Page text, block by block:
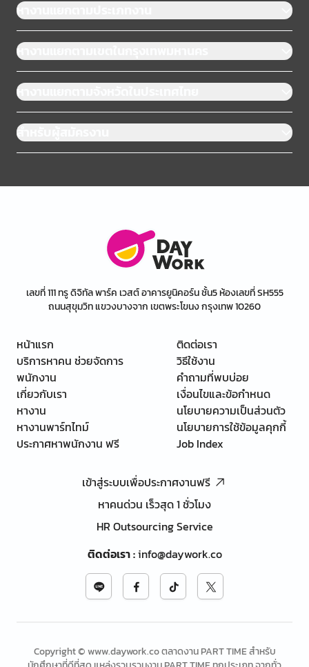
หางานแยกตามประเภทงาน
หางานแยกตามเขตในกรุงเทพมหานคร
หางานแยกตามจังหวัดในประเทศไทย
สำหรับผู้สมัครงาน
เลขที่ 111 ทรู ดิจิทัล พาร์ค เวสต์ อาคารยูนิคอร์น ชั้น5 ห้องเลขที่ SH555
ถนนสุขุมวิท แขวงบางจาก เขตพระโขนง กรุงเทพ 10260
หน้าแรก
บริการหาคน ช่วยจัดการ
พนักงาน
เกี่ยวกับเรา
หางาน
หางานพาร์ทไทม์
ประกาศหาพนักงาน ฟรี
ติดต่อเรา
วิธีใช้งาน
คำถามที่พบบ่อย
เงื่อนไขและข้อกำหนด
นโยบายความเป็นส่วนตัว
นโยบายการใช้ข้อมูลคุกกี้
Job Index
เข้าสู่ระบบเพื่อประกาศงานฟรี
หาคนด่วน เร็วสุด 1 ชั่วโมง
HR Outsourcing Service
ติดต่อเรา:info@daywork.co
Copyright © www.daywork.co ตลาดงาน PART TIME สำหรับ